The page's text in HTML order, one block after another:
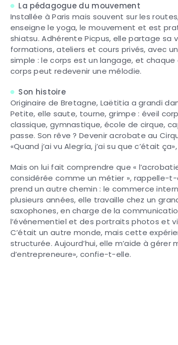
La pédagogue du mouvement
Installée à Paris mais souvent sur les
enseigne le yoga, le mouvement et est
shiatsu. Adhérente Picpus, elle partage sa
formations, ateliers et cours privés, avec
simple : le corps est un langage, et
corps peut redevenir une mélodie.
Son histoire
Originaire de Bretagne, Laëtitia a grandi
Petite, elle saute, tourne, grimpe : éveil
classique, gymnastique, école de cirque,
passe. Son rêve ? Devenir acrobate au
«Quand j’ai vu Alegría, j’ai su que c’était
Mais on lui fait comprendre que «
considérée comme un métier », rappelle-t-
prend un autre chemin : le commerce
plusieurs années, elle travaille chez un
saxophones, en charge de la
l’événementiel et des portraits photos et
C’était un autre monde, mais cette
structurée. Aujourd’hui, elle m’aide à gérer
d’entrepreneure», confie-t-elle.